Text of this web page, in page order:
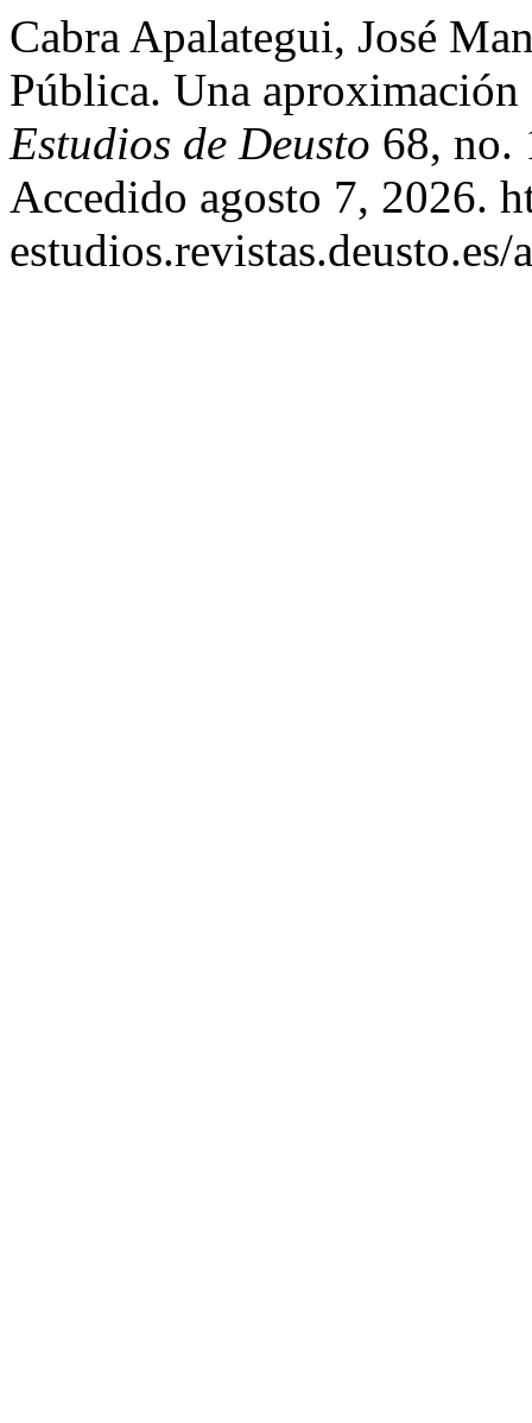
Cabra Apalategui, José
Pública. Una
Estudios de Deusto 68, no.
Accedido agosto 7, 2026.